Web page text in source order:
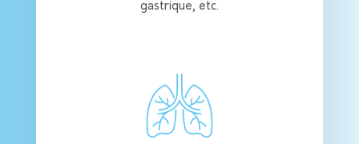
gastrique, etc.